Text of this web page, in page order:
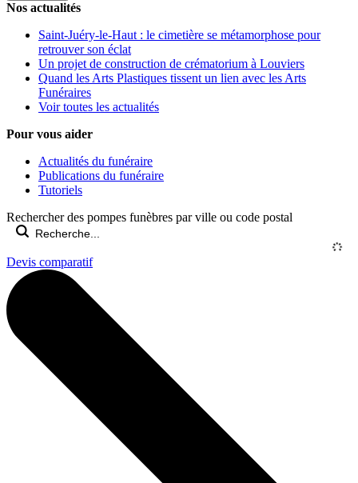
Nos actualités
Saint-Juéry-le-Haut : le cimetière se métamorphose pour
retrouver son éclat
Un projet de construction de crématorium à Louviers
Quand les Arts Plastiques tissent un lien avec les Arts
Funéraires
Voir toutes les actualités
Pour vous aider
Actualités du funéraire
Publications du funéraire
Tutoriels
Rechercher des pompes funèbres par ville ou code postal
Devis comparatif